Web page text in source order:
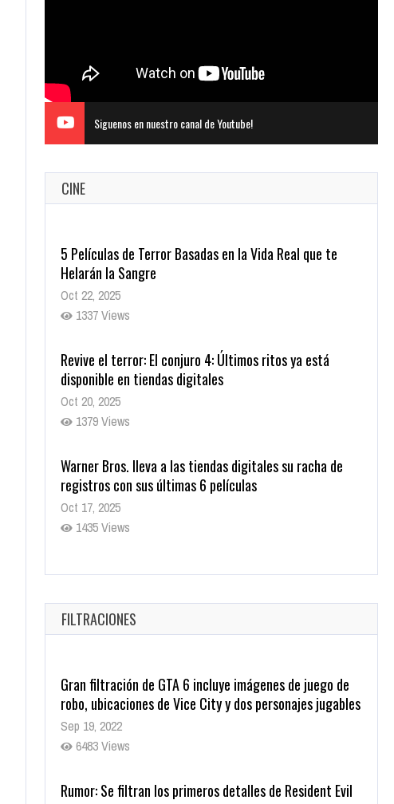
Siguenos en nuestro canal de Youtube!
CINE
5 Películas de Terror Basadas en la Vida Real que te
Helarán la Sangre
Oct 22, 2025
1337 Views
Revive el terror: El conjuro 4: Últimos ritos ya está
disponible en tiendas digitales
Oct 20, 2025
1379 Views
Warner Bros. lleva a las tiendas digitales su racha de
registros con sus últimas 6 películas
Oct 17, 2025
1435 Views
CRUNCHYROLL ANUNCIA FECHA DE ESTRENO EN CINES
Oct 7, 2025
1757 Views
FILTRACIONES
Gran filtración de GTA 6 incluye imágenes de juego de
robo, ubicaciones de Vice City y dos personajes jugables
Sep 19, 2022
6483 Views
Rumor: Se filtran los primeros detalles de Resident Evil